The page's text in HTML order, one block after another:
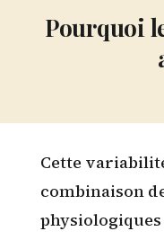
Pourquoi
Cette
combinaison